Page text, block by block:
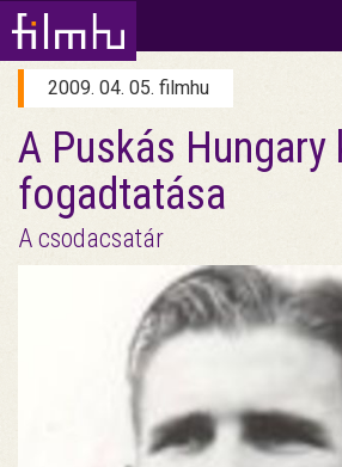
2009. 04. 05. filmhu
A Puskás
fogadtatása
A csodacsatár